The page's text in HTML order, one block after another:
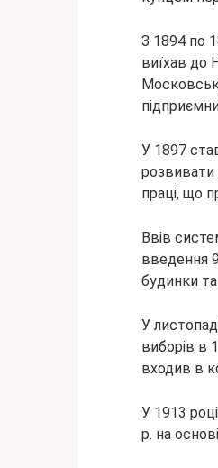
З 1894 по
виїхав до
У 1897
розвивати
праці, що
Ввів
введення
будинки та
У
виборів в
входив в
У 1913
р. на